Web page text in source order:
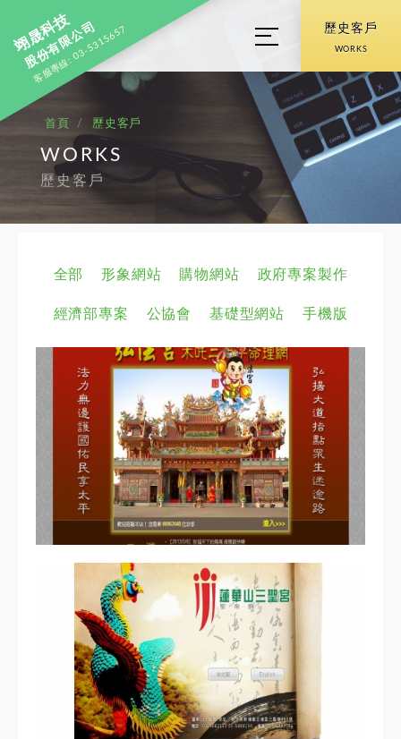
翊晟科技
股份有限公司
客服專線: 03-5315657 歷史客戶
WORKS
首頁 歷史客戶
WORKS
歷史客戶
全部 形象網站 購物網站 政府專案製作
經濟部專案 公協會 基礎型網站 手機版